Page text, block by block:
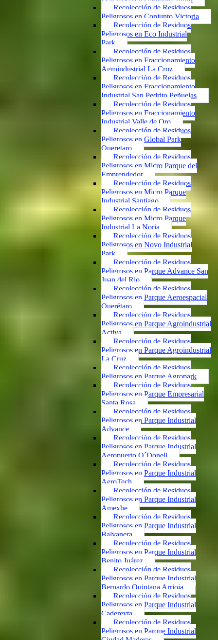
Recolección de Residuos
Peligrosos en Conjunto Victoria
Recolección de Residuos
Peligrosos en Eco Industrial
Park
Recolección de Residuos
Peligrosos en Fraccionamiento
Agroindustrial La Cruz
Recolección de Residuos
Peligrosos en Fraccionamiento
Industrial San Pedrito Peñuelas
Recolección de Residuos
Peligrosos en Fraccionamiento
Industrial Valle de Oro
Recolección de Residuos
Peligrosos en Global Park
Queretaro
Recolección de Residuos
Peligrosos en Micro Parque del
Emprendedor
Recolección de Residuos
Peligrosos en Micro Parque
Industrial Santiago
Recolección de Residuos
Peligrosos en Micro Parque
Industrial La Noria
Recolección de Residuos
Peligrosos en Novo Industrial
Park
Recolección de Residuos
Peligrosos en Parque Advance San
Juan del Rio
Recolección de Residuos
Peligrosos en Parque Aeroespacial
Querétaro
Recolección de Residuos
Peligrosos en Parque Agroindustrial
Activa
Recolección de Residuos
Peligrosos en Parque Agroindustrial
La Cruz
Recolección de Residuos
Peligrosos en Parque Agropark
Recolección de Residuos
Peligrosos en Parque Empresarial
Santa Rosa
Recolección de Residuos
Peligrosos en Parque Industrial
Advance
Recolección de Residuos
Peligrosos en Parque Industrial
Aeropuerto O´Donell
Recolección de Residuos
Peligrosos en Parque Industrial
AeroTech
Recolección de Residuos
Peligrosos en Parque Industrial
Amexhe
Recolección de Residuos
Peligrosos en Parque Industrial
Balvanera
Recolección de Residuos
Peligrosos en Parque Industrial
Benito Juárez
Recolección de Residuos
Peligrosos en Parque Industrial
Bernardo Quintana Arrioja
Recolección de Residuos
Peligrosos en Parque Industrial
Cadereyta
Recolección de Residuos
Peligrosos en Parque Industrial